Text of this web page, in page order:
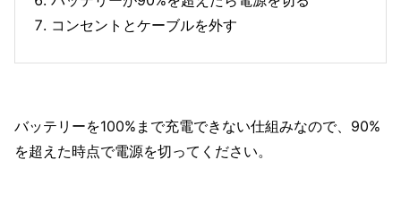
コンセントとケーブルを外す
バッテリーを100%まで充電できない仕組みなので、90%
を超えた時点で電源を切ってください。